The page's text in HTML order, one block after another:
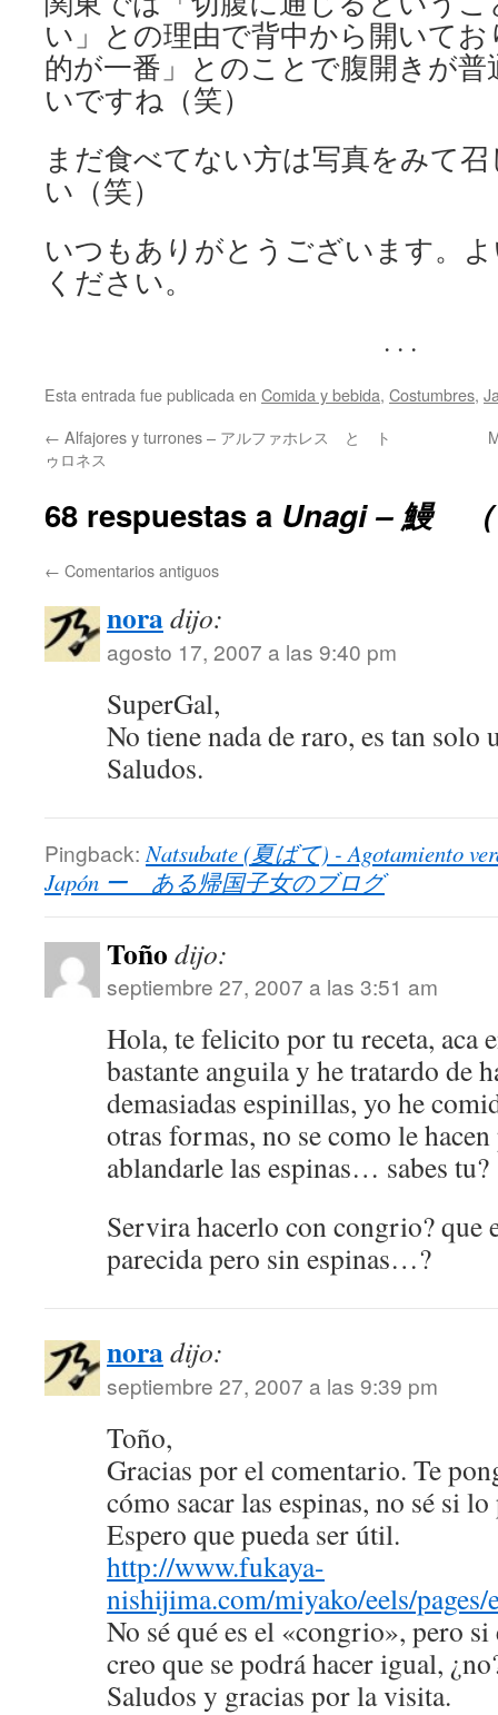
い」との理由で背中から開いて
的が一番」とのことで腹開きが
いですね（笑）
まだ食べてない方は写真をみて
い（笑）
いつもありがとうございます。
ください。
. . .
Esta entrada fue publicada en Comida y bebida, Costumbres,
← Alfajores y turrones – アルファホレス と ト
ゥロネス
68 respuestas a Unagi – 鰻 （
← Comentarios antiguos
noradijo:
agosto 17, 2007 a las 9:40 pm
SuperGal,
No tiene nada de raro, es tan solo
Saludos.
Pingback: Natsubate (夏ばて) - Agotamiento
Japón ー ある帰国子女のブログ
Toño dijo:
septiembre 27, 2007 a las 3:51 am
Hola, te felicito por tu receta, aca
bastante anguila y he tratardo de
demasiadas espinillas, yo he
otras formas, no se como le hacen
ablandarle las espinas… sabes tu?
Servira hacerlo con congrio? que
parecida pero sin espinas…?
noradijo:
septiembre 27, 2007 a las 9:39 pm
Toño,
Gracias por el comentario. Te
cómo sacar las espinas, no sé si
Espero que pueda ser útil.
http://www.fukaya-
nishijima.com/miyako/eels/
No sé qué es el «congrio», pero
creo que se podrá hacer igual,
Saludos y gracias por la visita.